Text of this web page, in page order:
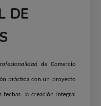
DE
de Comercio
práctica con un proyecto
fechas: la creación integral